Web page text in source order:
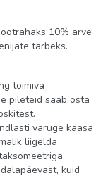
10% arve
tarbeks.
toimiva
pileteid saab osta
varuge kaasa
liigelda
kuid